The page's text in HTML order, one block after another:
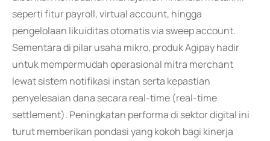
seperti fitur payroll, virtual account, hingga
pengelolaan likuiditas otomatis via sweep account.
Sementara di pilar usaha mikro, produk Agipay hadir
untuk mempermudah operasional mitra merchant
lewat sistem notifikasi instan serta kepastian
penyelesaian dana secara real-time (real-time
settlement). Peningkatan performa di sektor digital ini
turut memberikan pondasi yang kokoh bagi kinerja